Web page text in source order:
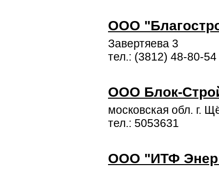
ООО
Завертяева 3
тел.: (3812) 48-80-54
ООО Блок-
московская обл. г.
тел.: 5053631
ООО "ИТФ